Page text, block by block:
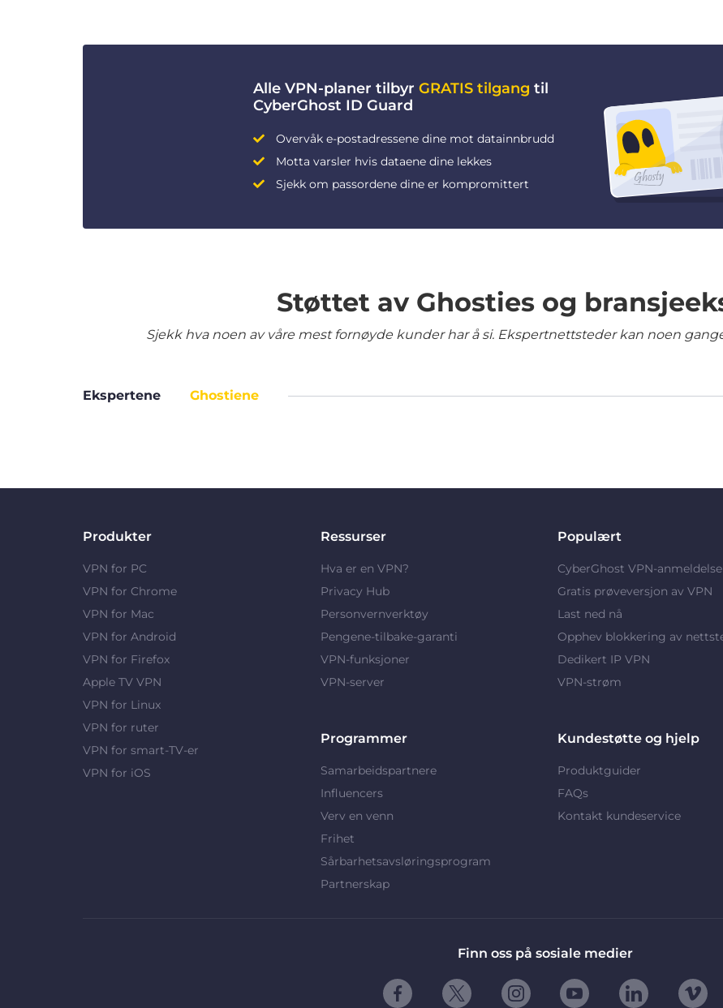
Alle VPN-planer tilbyr GRATIS tilgang til
CyberGhost ID Guard
Overvåk e-postadressene dine mot datainnbrudd
Motta varsler hvis dataene dine lekkes
Sjekk om passordene dine er kompromittert
Støttet av Ghosties og
Sjekk hva noen av våre mest fornøyde kunder har å si. Ekspertnettsteder kan noen
Ekspertene Ghostiene
Produkter
VPN for PC
VPN for Chrome
VPN for Mac
VPN for Android
VPN for Firefox
Apple TV VPN
VPN for Linux
VPN for ruter
VPN for smart-TV-er
VPN for iOS
Ressurser
Hva er en VPN?
Privacy Hub
Personvernverktøy
Pengene-tilbake-garanti
VPN-funksjoner
VPN-server
Populært
CyberGhost VPN-
Gratis prøveversjon av VPN
Last ned nå
Opphev blokkering av
Dedikert IP VPN
VPN-strøm
Programmer
Samarbeidspartnere
Influencers
Verv en venn
Frihet
Sårbarhetsavsløringsprogram
Partnerskap
Kundestøtte og hjelp
Produktguider
FAQs
Kontakt kundeservice
Finn oss på sosiale medier